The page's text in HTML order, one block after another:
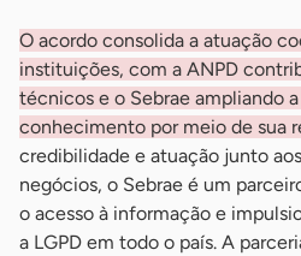
O acordo consolida a atuação
instituições, com a ANPD
técnicos e o Sebrae ampliando
conhecimento por meio de sua
credibilidade e atuação junto
negócios, o Sebrae é um
o acesso à informação e
a LGPD em todo o país. A